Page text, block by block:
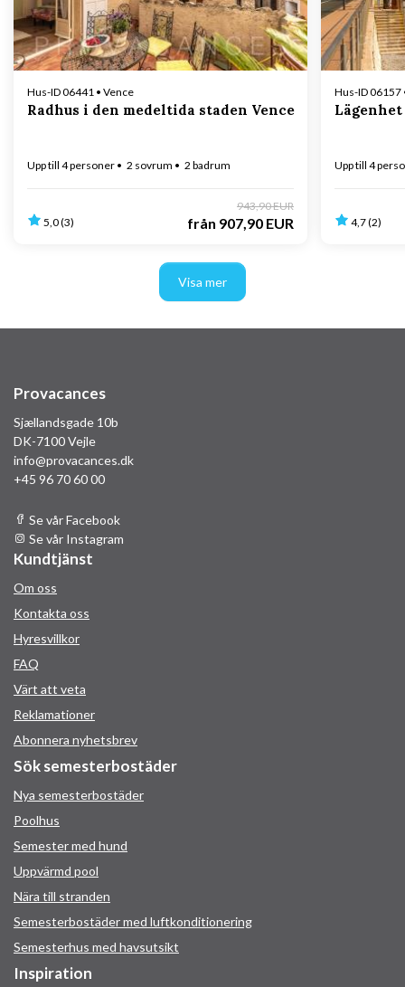
Hus-ID 06441 • Vence
Radhus i den medeltida staden Vence
Upp till 4 personer 2 sovrum 2 badrum
5,0 (3)
943,90 EUR
från 907,90 EUR
Hus-ID 06157
Upp till 4
4,7 (2)
Visa mer
Provacances
Sjællandsgade 10b
DK-7100 Vejle
info@provacances.dk
+45 96 70 60 00
Se vår Facebook
Se vår Instagram
Kundtjänst
Om oss
Kontakta oss
Hyresvillkor
FAQ
Värt att veta
Reklamationer
Abonnera nyhetsbrev
Sök semesterbostäder
Nya semesterbostäder
Poolhus
Semester med hund
Uppvärmd pool
Nära till stranden
Semesterbostäder med luftkonditionering
Semesterhus med havsutsikt
Inspiration